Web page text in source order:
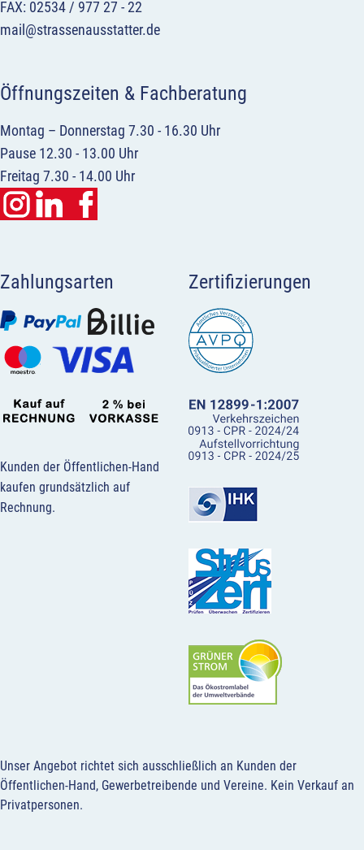
FAX: 02534 / 977 27 - 22
mail@strassenausstatter.de
Öffnungszeiten & Fachberatung
Montag – Donnerstag 7.30 - 16.30 Uhr
Pause 12.30 - 13.00 Uhr
Freitag 7.30 - 14.00 Uhr
Zahlungsarten
Kunden der Öffentlichen-Hand
kaufen grundsätzlich auf
Rechnung.
Zertifizierungen
Unser Angebot richtet sich ausschließlich an Kunden der
Öffentlichen-Hand, Gewerbetreibende und Vereine. Kein Verkauf an
Privatpersonen.